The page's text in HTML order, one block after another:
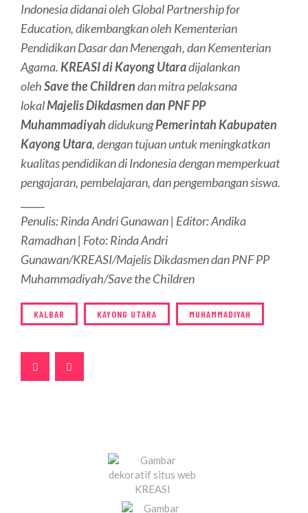
Indonesia didanai oleh Global Partnership for
Education, dikembangkan oleh Kementerian
Pendidikan Dasar dan Menengah, dan Kementerian
Agama. KREASI di Kayong Utaradijalankan
olehSave the Childrendan mitra pelaksana
lokalMajelis Dikdasmen dan PNF PP
MuhammadiyahdidukungPemerintah Kabupaten
Kayong Utara, dengan tujuan untuk meningkatkan
kualitas pendidikan di Indonesia dengan memperkuat
pengajaran, pembelajaran, dan pengembangan siswa.
Penulis: Rinda Andri Gunawan | Editor: Andika
Ramadhan | Foto: Rinda Andri
Gunawan/KREASI/Majelis Dikdasmen dan PNF PP
Muhammadiyah/Save the Children
KALBAR KAYONG UTARA MUHAMMADIYAH